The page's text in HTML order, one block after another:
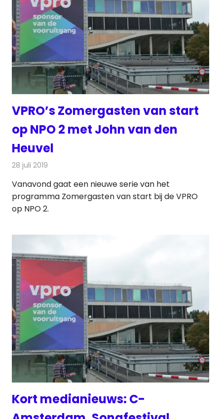
VPRO’s Zomergasten van start
op NPO 2 met John van den
Heuvel
28 juli 2019
Vanavond gaat een nieuwe serie van het
programma Zomergasten van start bij de VPRO
op NPO 2.
Kort medianieuws: C-